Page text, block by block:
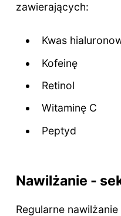
zawierających:
Kwas
Kofeinę
Retinol
Witaminę C
Peptyd
Nawilżanie -
Regularne